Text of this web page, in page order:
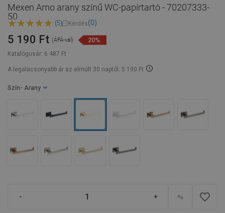
Mexen Arno arany színű WC-papírtartó - 70207333-
50
(5) Kérdés(0)
Katalógusár: 6 487 Ft
5 190 Ft (ÁFÁ-val) 20%
A legalacsonyabb ár az elmúlt 30 naptól: 5 190 Ft
Szín - Arany
- + favorite_border